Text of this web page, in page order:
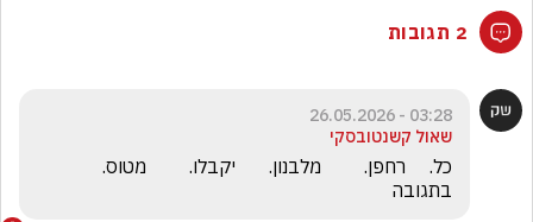
2 תגובות
03:28 - 26.05.2026
שאול קשנטובסקי
בתגובה